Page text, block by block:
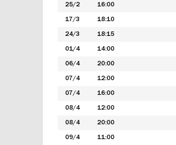
25/2 16:00
17/3 18:10
24/3 18:15
01/4 14:00
06/4 20:00
07/4 12:00
07/4 16:00
08/4 12:00
08/4 20:00
09/4 11:00